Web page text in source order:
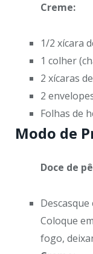
Creme:
1/2 xícara
1 colher
2 xícaras
2
Folhas de
Modo de
Doce de
Coloque
fogo,